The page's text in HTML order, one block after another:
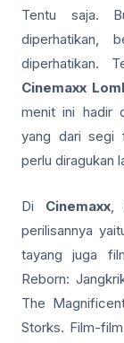
Tentu saja.
diperhatikan,
diperhatikan.
Cinemaxx
menit ini hadir
yang dari segi
perlu diragukan
Di Cinemaxx,
perilisannya
tayang juga
Reborn:
The
Storks. Film-